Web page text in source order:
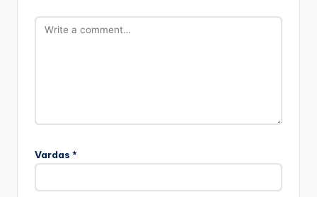
Vardas *